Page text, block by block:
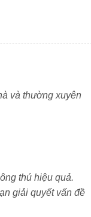
nước sạch và thu
và thường xuyên
thú hiệu quả.
giải quyết vấn đề